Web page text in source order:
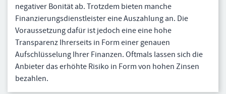
negativer Bonität ab. Trotzdem bieten manche
Finanzierungsdienstleister eine Auszahlung an. Die
Voraussetzung dafür ist jedoch eine eine hohe
Transparenz Ihrerseits in Form einer genauen
Aufschlüsselung Ihrer Finanzen. Oftmals lassen sich die
Anbieter das erhöhte Risiko in Form von hohen Zinsen
bezahlen.